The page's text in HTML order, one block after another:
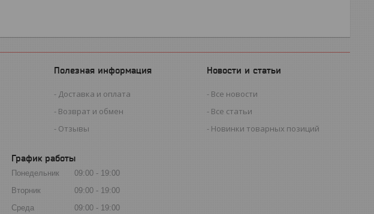
Полезная информация
Доставка и оплата
Возврат и обмен
Отзывы
Новости и статьи
Все новости
Все статьи
Новинки товарных позиций
График работы
Понедельник 09:00
19:00
Вторник
09:00
19:00
Среда
09:00
19:00